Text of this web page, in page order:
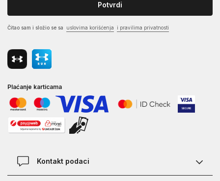
Potvrdi
Čitao sam i složio se sa uslovima korišćenja i pravilima privatnosti
Plaćanje karticama
Kontakt podaci